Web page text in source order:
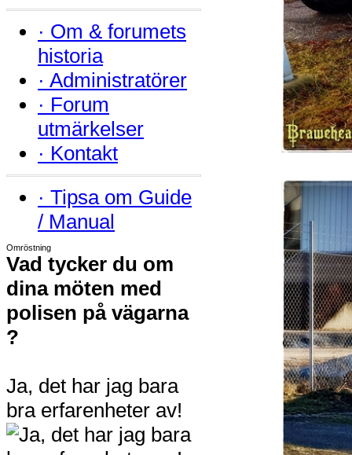
· Om & forumets
historia
· Administratörer
· Forum
utmärkelser
· Kontakt
· Tipsa om Guide
/ Manual
Omröstning
Vad tycker du om
dina möten med
polisen på vägarna
?
Ja, det har jag bara
bra erfarenheter av!